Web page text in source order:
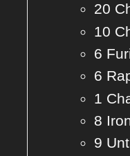
20
10
6
6
1
8
9